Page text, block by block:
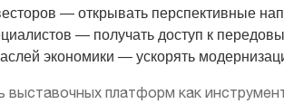
— открывать перспективные
— получать доступ к
экономики — ускорять
выставочных платформ как